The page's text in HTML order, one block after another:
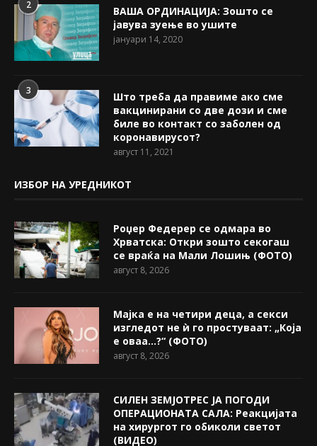
2
ВАША ОРДИНАЦИЈА: Зошто се
јавува зуење во ушите
јануари 14, 2020
3
Што треба да правиме ако сме
вакцинирани со две дози и сме
биле во контакт со заболен од
коронавирусот?
август 11, 2021
ИЗБОР НА УРЕДНИКОТ
Роџер Федерер се одмара во
Хрватска: Откри зошто секогаш
се враќа на Мали Лошињ (ФОТО)
август 8, 2026
Мајка е на четири деца, а секси
изгледот не ѝ го простуваат: „Која
е оваа…?“ (ФОТО)
август 8, 2026
СИЛЕН ЗЕМЈОТРЕС ЈА ПОГОДИ
ОПЕРАЦИОНАТА САЛА: Реакцијата
на хирургот го обиколи светот
(ВИДЕО)